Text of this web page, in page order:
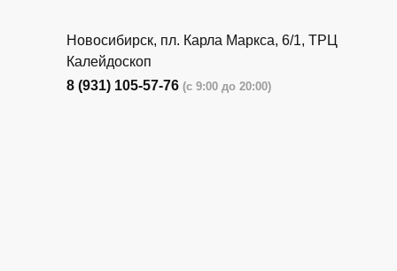
Новосибирск, пл. Карла Маркса, 6/1, ТРЦ
Калейдоскоп
8 (931) 105-57-76 (с 9:00 до 20:00)